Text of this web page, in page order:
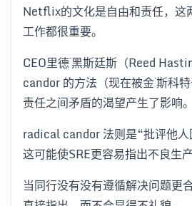
Netflix的文化是自由和责任，这
工作都很重要。
CEO里德·黑斯廷斯（Reed
candor 的方法（现在被金·斯科
责任之间矛盾的渴望产生了影响。
radical candor 法则是“批评他人
这可能使SRE更容易指出不良生产
当同行没有没有遵循解决问题更